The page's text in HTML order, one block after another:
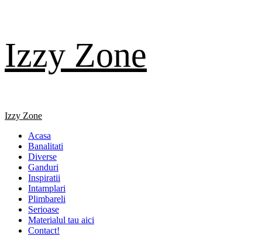
content
Izzy Zone
Primary
Izzy Zone
Acasa
Banalitati
Diverse
Ganduri
Inspiratii
Intamplari
Plimbareli
Serioase
Materialul tau aici
Contact!